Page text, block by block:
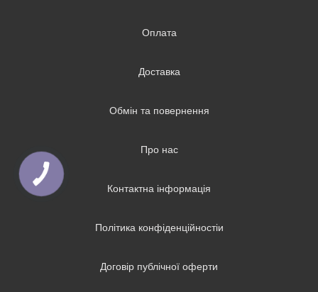
Оплата
Доставка
Обмін та повернення
Про нас
Контактна інформація
Політика конфіденційностіи
Договір публічної оферти